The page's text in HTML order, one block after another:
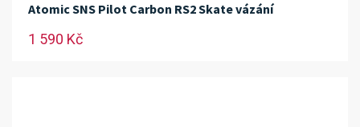
Atomic SNS Pilot Carbon RS2 Skate vázání
1 590 Kč